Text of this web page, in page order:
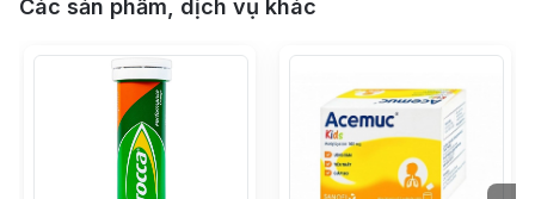
Các sản phẩm, dịch vụ khác